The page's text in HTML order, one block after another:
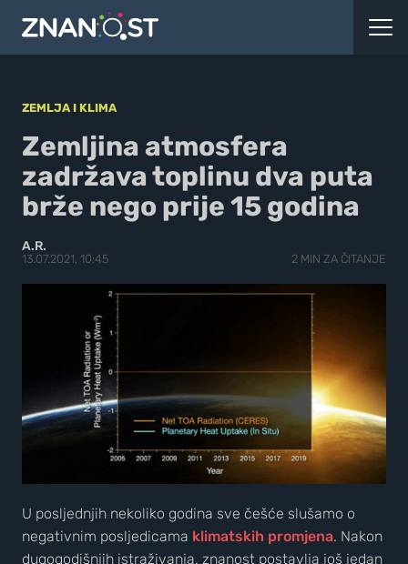
ZEMLJA I KLIMA
Zemljina atmosfera
zadržava toplinu dva puta
brže nego prije 15 godina
A.R.
13.07.2021, 10:45 2 MIN ZA ČITANJE
U posljednjih nekoliko godina sve češće slušamo o
negativnim posljedicama klimatskih promjena. Nakon
dugogodišnjih istraživanja, znanost postavlja još jedan